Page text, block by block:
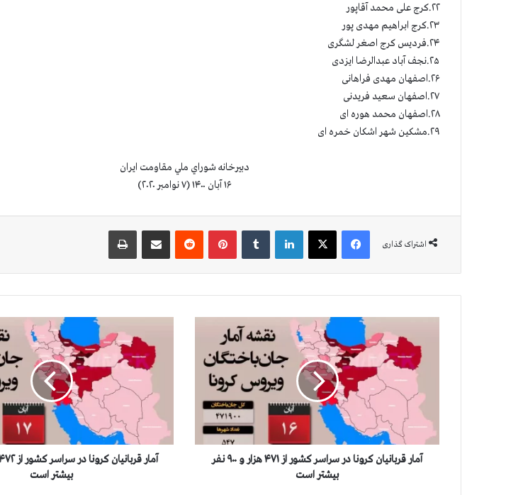
۲۲.کرج علی محمد آقاپور
۲۳.کرج ابراهیم مهدی پور
۲۴.فردیس کرج اصغر لشگری
۲۵.نجف آباد عبدالرضا ایزدی
۲۶.اصفهان مهدی فراهانی
۲۷.اصفهان سعید فریدنی
۲۸.اصفهان محمد هوره ای
۲۹.مشکین شهر اشکان خمره ای
دبيرخانه شوراي ملي مقاومت ايران
۱۶ آبان ۱۴۰۰ (۷ نوامبر ۲۰۲۰)
اشتراک گذاری
فیس بوک X ‫پین‌ترست ‫رددیت
ن
آمار قربانيان كرونا در سراسر كشور از ۴۷۱ هزار و ۹۰۰ نفر
بيشتر است
ن
بيشتر است